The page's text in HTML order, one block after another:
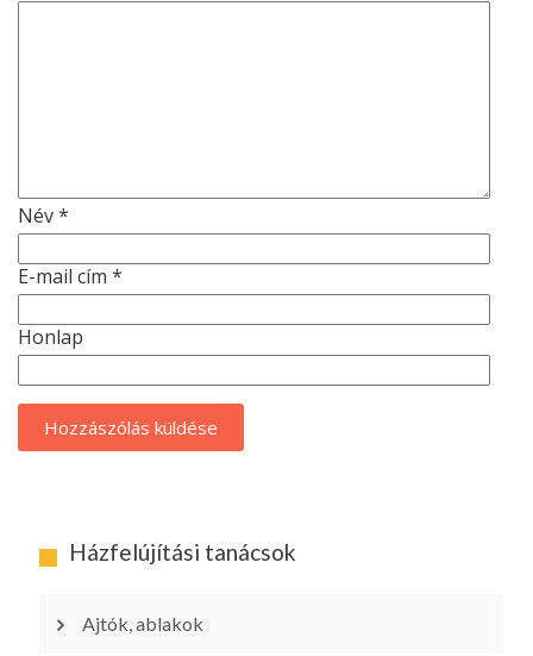
Név*
E-mail cím *
Honlap
Házfelújítási tanácsok
Ajtók, ablakok